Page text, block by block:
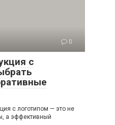
0
с
с логотипом — это не
а эффективный